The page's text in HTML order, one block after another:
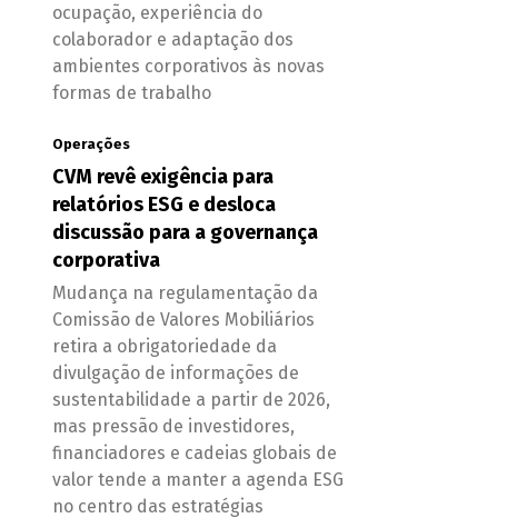
ocupação, experiência do
colaborador e adaptação dos
ambientes corporativos às novas
formas de trabalho
Operações
CVM revê exigência para
relatórios ESG e desloca
discussão para a governança
corporativa
Mudança na regulamentação da
Comissão de Valores Mobiliários
retira a obrigatoriedade da
divulgação de informações de
sustentabilidade a partir de 2026,
mas pressão de investidores,
financiadores e cadeias globais de
valor tende a manter a agenda ESG
no centro das estratégias